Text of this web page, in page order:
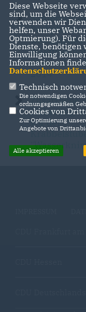
Sanierung
Parkplatzes
westlich des
Oberrad
2014
Zusätzliche
vor der
Diese Webseite
sind, um die
verwenden wir
helfen, unser
Optmierung). Für
Dienste,
Einwilligung
Informationen
Technisch
Die notwendigen
ordnungsgemäßen
Cookies von
Zur Optimierung
Angebote von
Alle akzeptieren